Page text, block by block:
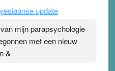
update
mijn parapsychologie
met een nieuw
&